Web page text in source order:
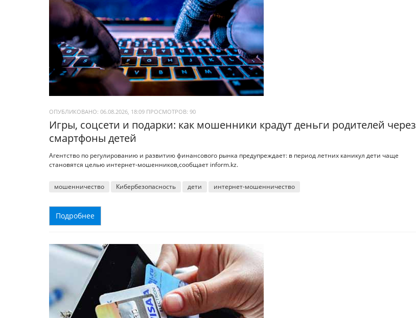
ОПУБЛИКОВАНО: 06.08.2026, 18:09 ПРОСМОТРОВ: 90
Игры, соцсети и подарки: как мошенники крадут деньги родителей через
смартфоны детей
Агентство по регулированию и развитию финансового рынка предупреждает: в период летних каникул дети чаще
становятся целью интернет-мошенников,сообщает inform.kz.
мошенничество Кибербезопасность дети интернет-мошенничество
Подробнее